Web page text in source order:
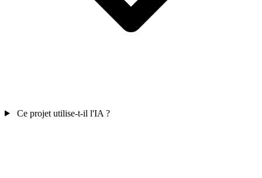
Ce projet utilise-t-il l'IA ?